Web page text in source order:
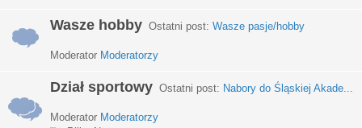
Wasze hobby Ostatni post: Wasze pasje/hobby
Moderator Moderatorzy
Dział sportowy Ostatni post: Nabory do Śląskiej Akade...
Moderator Moderatorzy